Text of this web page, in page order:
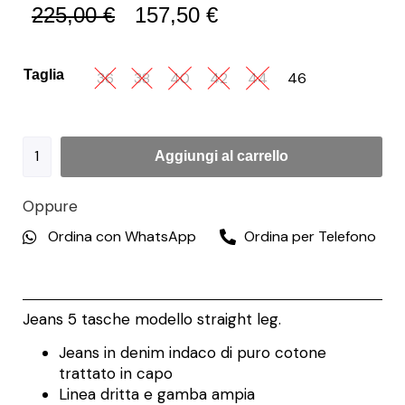
225,00€ 157,50 €
Taglia 36 38 40 42 44 46
Aggiungi al carrello
Oppure
Ordina con WhatsApp Ordina per Telefono
Jeans 5 tasche modello straight leg.
Jeans in denim indaco di puro cotone
trattato in capo
Linea dritta e gamba ampia